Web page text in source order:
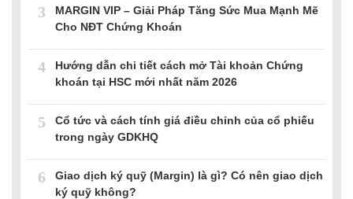
3
MARGIN VIP – Giải Pháp Tăng Sức Mua Mạnh Mẽ
Cho NĐT Chứng Khoán
4
Hướng dẫn chi tiết cách mở Tài khoản Chứng
khoán tại HSC mới nhất năm 2026
5
Cổ tức và cách tính giá điều chỉnh của cổ phiếu
trong ngày GDKHQ
6
Giao dịch ký quỹ (Margin) là gì? Có nên giao dịch
ký quỹ không?